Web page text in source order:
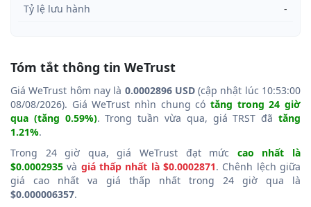
Tỷ lệ lưu hành
-
Tóm tắt thông tin WeTrust
Giá WeTrust hôm nay là 0.0002896 USD(cập nhật lúc 10:53:00
08/08/2026). Giá WeTrust nhìn chung có tăng trong 24 giờ
qua (tăng 0.59%). Trong tuần vừa qua, giá TRST đãtăng
1.21%.
Trong 24 giờ qua, giá WeTrust đạt mức cao nhất là
$0.0002935 và giá thấp nhất là $0.0002871. Chênh lệch giữa
giá cao nhất va giá thấp nhất trong 24 giờ qua là
$0.000006357.